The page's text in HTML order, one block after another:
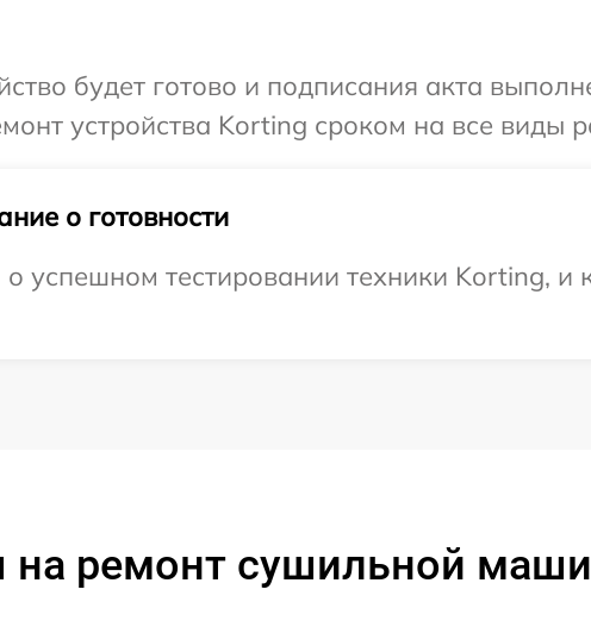
будет готово и подписания акта
устройства Korting сроком на все виды
о готовности
тестировании техники Korting, и
ремонт сушильной